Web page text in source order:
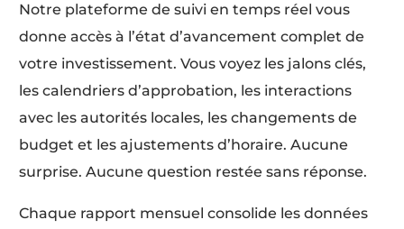
Notre plateforme de suivi en temps réel vous
donne accès à l’état d’avancement complet de
votre investissement. Vous voyez les jalons clés,
les calendriers d’approbation, les interactions
avec les autorités locales, les changements de
budget et les ajustements d’horaire. Aucune
surprise. Aucune question restée sans réponse.
Chaque rapport mensuel consolide les données